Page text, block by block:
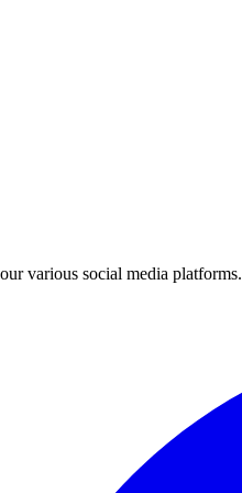
various social media platforms.